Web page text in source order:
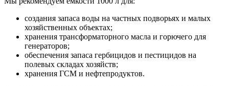
создания запаса воды на частных подворьях и малых
хозяйственных объектах;
хранения трансформаторного масла и горючего для
генераторов;
обеспечения запаса гербицидов и пестицидов на
полевых складах хозяйств;
хранения ГСМ и нефтепродуктов.